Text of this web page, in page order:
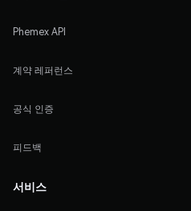
Phemex API
계약 레퍼런스
공식 인증
피드백
서비스